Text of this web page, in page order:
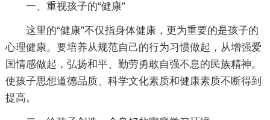
一、重视孩子的“健康”
这里的“健康”不仅指身体健康，更为重要的是孩子的
心理健康。要培养从规范自己的行为习惯做起，从增强爱
国情感做起，弘扬和平、勤劳勇敢自强不息的民族精神。
使孩子思想道德品质、科学文化素质和健康素质不断得到
提高。